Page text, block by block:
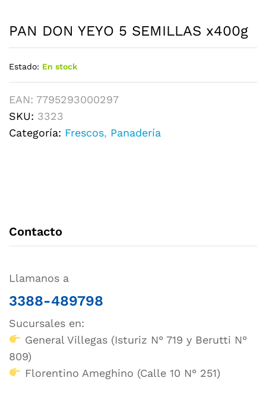
PAN DON YEYO 5 SEMILLAS x400g
Estado: En stock
EAN: 7795293000297
SKU: 3323
Categoría: Frescos, Panadería
Contacto
Llamanos a
3388-489798
Sucursales en:
General Villegas (Isturiz N° 719 y Berutti N°
809)
Florentino Ameghino (Calle 10 N° 251)